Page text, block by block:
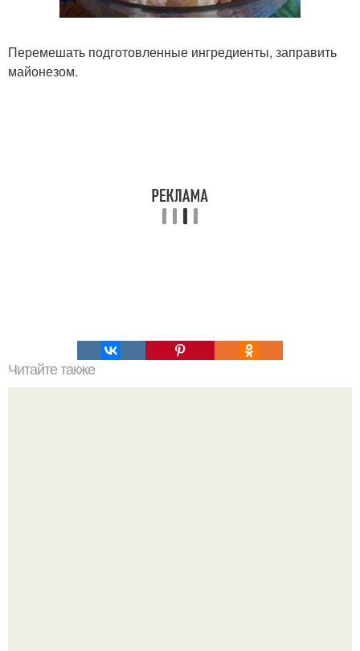
Перемешать подготовленные ингредиенты, заправить
майонезом.
Читайте также